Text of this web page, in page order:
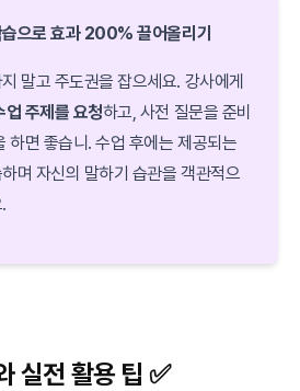
으로 효과 200% 끌어올리기
말고 주도권을 잡으세요. 강사에게
업 주제를 요청하고, 사전 질문을 준비
하면 좋습니. 수업 후에는 제공되는
며 자신의 말하기 습관을 객관적으
실전 활용 팁 ✅